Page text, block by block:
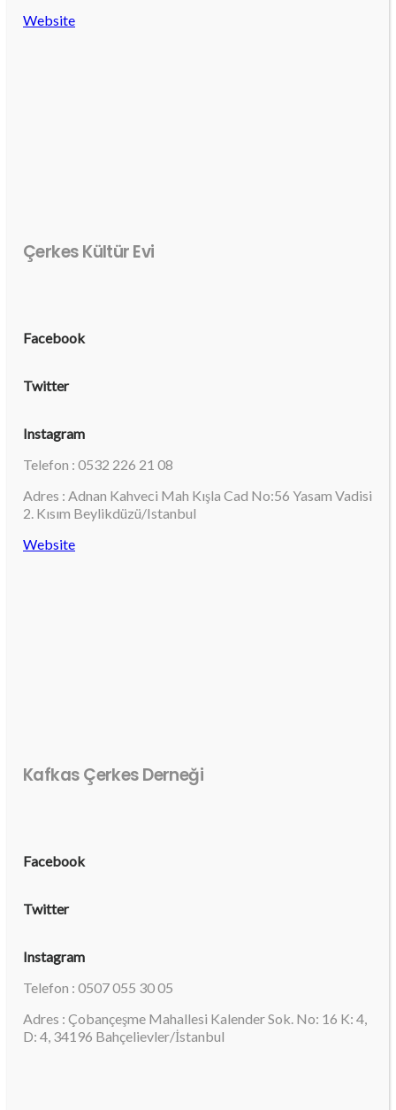
Website
Çerkes Kültür Evi
Facebook
Twitter
Instagram
Telefon : 0532 226 21 08
Adres : Adnan Kahveci Mah Kışla Cad No:56 Yasam Vadisi
2. Kısım Beylikdüzü/Istanbul
Website
Kafkas Çerkes Derneği
Facebook
Twitter
Instagram
Telefon : 0507 055 30 05
Adres : Çobançeşme Mahallesi Kalender Sok. No: 16 K: 4,
D: 4, 34196 Bahçelievler/İstanbul